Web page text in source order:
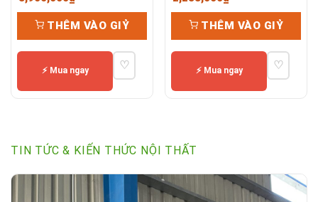
THÊM VÀO GIỶ
⚡ Mua ngay ♡
THÊM VÀO GIỶ
⚡ Mua ngay ♡
TIN TỨC & KIẾN THỨC NỘI THẤT